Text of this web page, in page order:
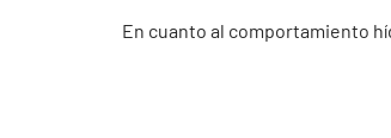
En cuanto al comportamiento